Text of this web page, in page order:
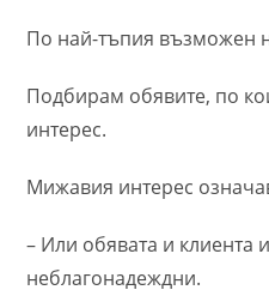
По най-тъпия възможен
Подбирам обявите, по
интерес.
Мижавия интерес
– Или обявата и клиента
неблагонадеждни.